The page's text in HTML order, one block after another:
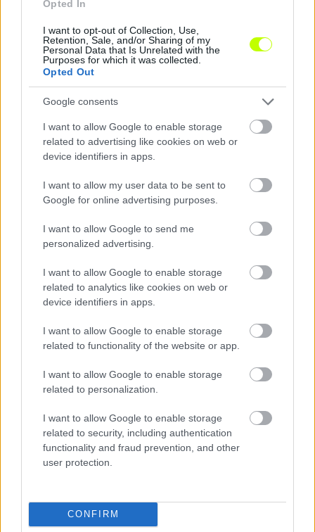
Opted In
I want to opt-out of Collection, Use,
Retention, Sale, and/or Sharing of my
Personal Data that Is Unrelated with the
Purposes for which it was collected.
Opted Out
Google consents
I want to allow Google to enable storage
related to advertising like cookies on web or
device identifiers in apps.
I want to allow my user data to be sent to
Google for online advertising purposes.
I want to allow Google to send me
personalized advertising.
I want to allow Google to enable storage
related to analytics like cookies on web or
device identifiers in apps.
I want to allow Google to enable storage
related to functionality of the website or app.
I want to allow Google to enable storage
related to personalization.
I want to allow Google to enable storage
related to security, including authentication
functionality and fraud prevention, and other
user protection.
CONFIRM
Ketten is távozhatnak a Fraditól – egy magyar játékos
is búcsúzhat
Nem csak Elton Acolatse jövője kérdéses a Ferencvárosnál,
hamarosan újabb játékos távozására kerülhet sor.
2026.08.09.
szerint jó úton jár az Újpest
Az OTP Bank Liga 3. fordulójának szombati két mérkőzését
2026.08.08.